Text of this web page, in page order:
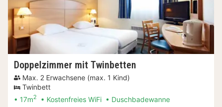
Doppelzimmer mit Twinbetten
Max. 2 Erwachsene (max. 1 Kind)
Twinbett
17m2 Kostenfreies WiFi Duschbadewanne